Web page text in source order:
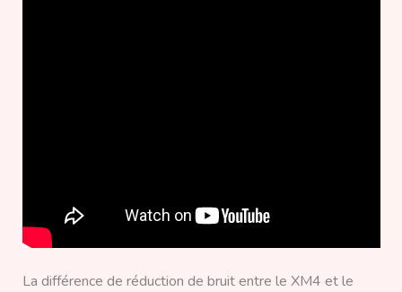
La différence de réduction de bruit entre le XM4 et le